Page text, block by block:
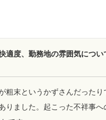
適度、勤務地の雰囲気につい
粗末というかずさんだった
りました。起こった不祥事